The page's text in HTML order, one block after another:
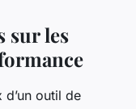
sur les
outil de